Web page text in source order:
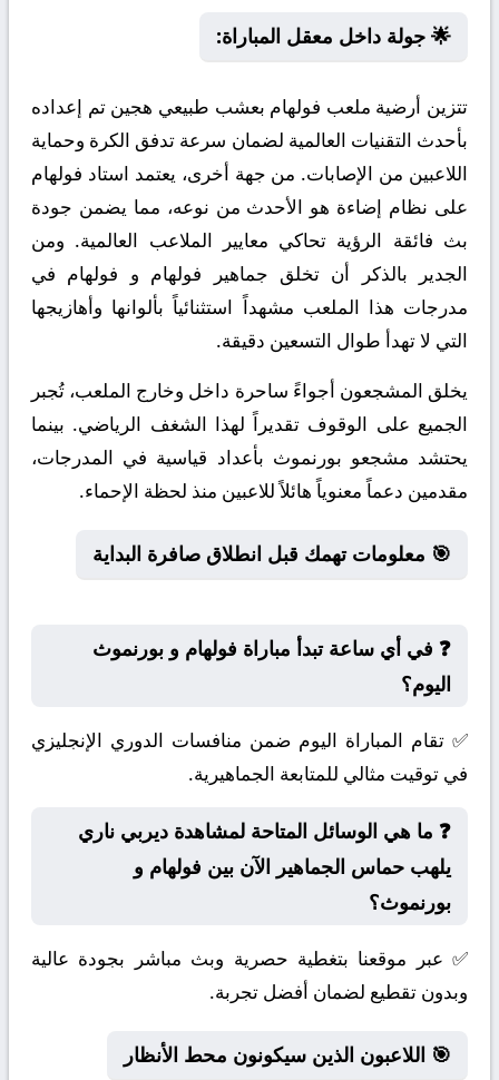
🌟 جولة داخل معقل المباراة:
تتزين أرضية ملعب فولهام بعشب طبيعي هجين تم إعداده
بأحدث التقنيات العالمية لضمان سرعة تدفق الكرة وحماية
اللاعبين من الإصابات. من جهة أخرى، يعتمد استاد فولهام
على نظام إضاءة هو الأحدث من نوعه، مما يضمن جودة
بث فائقة الرؤية تحاكي معايير الملاعب العالمية. ومن
الجدير بالذكر أن تخلق جماهير فولهام و فولهام في
مدرجات هذا الملعب مشهداً استثنائياً بألوانها وأهازيجها
التي لا تهدأ طوال التسعين دقيقة.
يخلق المشجعون أجواءً ساحرة داخل وخارج الملعب، تُجبر
الجميع على الوقوف تقديراً لهذا الشغف الرياضي. بينما
يحتشد مشجعو بورنموث بأعداد قياسية في المدرجات،
مقدمين دعماً معنوياً هائلاً للاعبين منذ لحظة الإحماء.
🎯 معلومات تهمك قبل انطلاق صافرة البداية
❓ في أي ساعة تبدأ مباراة فولهام و بورنموث
اليوم؟
✅ تقام المباراة اليوم ضمن منافسات الدوري الإنجليزي
في توقيت مثالي للمتابعة الجماهيرية.
❓ ما هي الوسائل المتاحة لمشاهدة ديربي ناري
يلهب حماس الجماهير الآن بين فولهام و
بورنموث؟
✅ عبر موقعنا بتغطية حصرية وبث مباشر بجودة عالية
وبدون تقطيع لضمان أفضل تجربة.
🎯 اللاعبون الذين سيكونون محط الأنظار